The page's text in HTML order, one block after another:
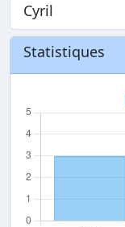
Cyril
Statistiques